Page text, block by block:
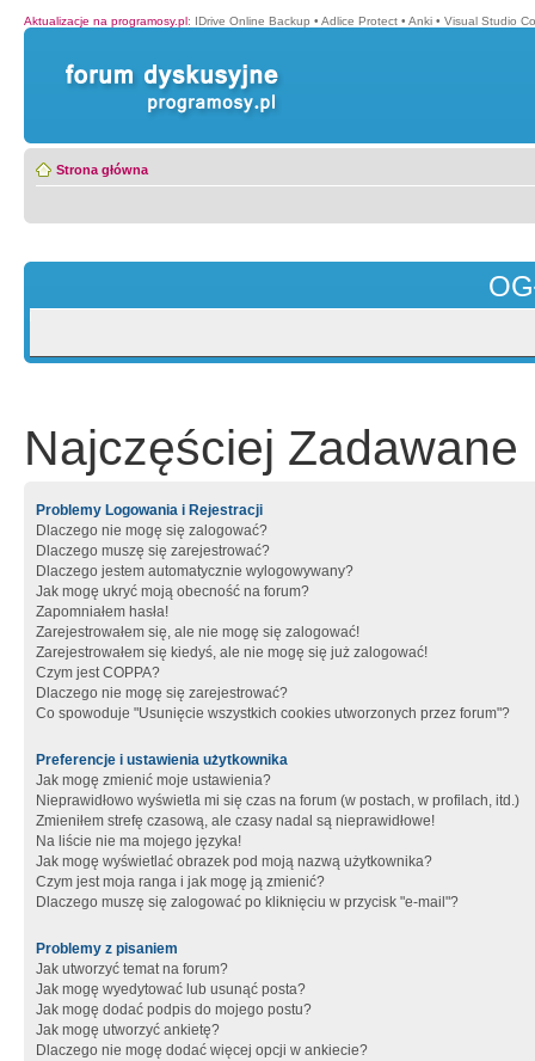
Aktualizacje na programosy.pl: IDrive Online Backup • Adlice Protect • Anki • Visual Studio
Strona główna
Najczęściej Zadawane
Problemy Logowania i Rejestracji
Dlaczego nie mogę się zalogować?
Dlaczego muszę się zarejestrować?
Dlaczego jestem automatycznie wylogowywany?
Jak mogę ukryć moją obecność na forum?
Zapomniałem hasła!
Zarejestrowałem się, ale nie mogę się zalogować!
Zarejestrowałem się kiedyś, ale nie mogę się już zalogować!
Czym jest COPPA?
Dlaczego nie mogę się zarejestrować?
Co spowoduje "Usunięcie wszystkich cookies utworzonych przez forum"?
Preferencje i ustawienia użytkownika
Jak mogę zmienić moje ustawienia?
Nieprawidłowo wyświetla mi się czas na forum (w postach, w profilach, itd.)
Zmieniłem strefę czasową, ale czasy nadal są nieprawidłowe!
Na liście nie ma mojego języka!
Jak mogę wyświetlać obrazek pod moją nazwą użytkownika?
Czym jest moja ranga i jak mogę ją zmienić?
Dlaczego muszę się zalogować po kliknięciu w przycisk "e-mail"?
Problemy z pisaniem
Jak utworzyć temat na forum?
Jak mogę wyedytować lub usunąć posta?
Jak mogę dodać podpis do mojego postu?
Jak mogę utworzyć ankietę?
Dlaczego nie mogę dodać więcej opcji w ankiecie?